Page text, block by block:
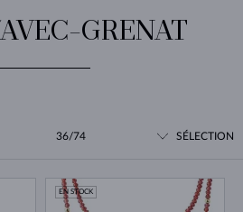
GRENAT
36/74 SÉLECTION
EN STOCK